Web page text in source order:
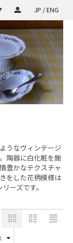
JP / ENG
うなヴィンテージ
陶器に白化粧を施
豊かなテクスチャ
をした花柄模様は
ーズです。